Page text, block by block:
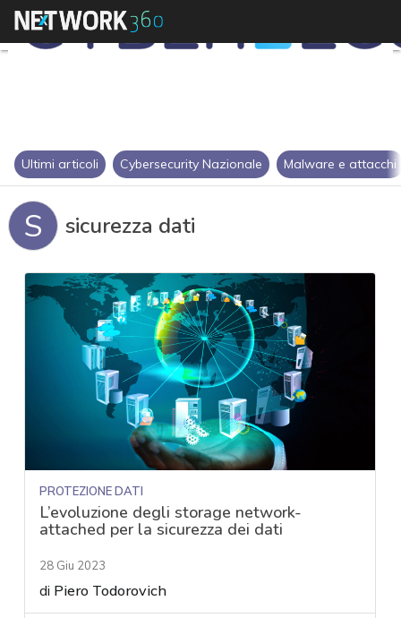
Ultimi articoli Cybersecurity Nazionale Malware e attacchi
S sicurezza dati
PROTEZIONE DATI
L’evoluzione degli storage network-
attached per la sicurezza dei dati
28 Giu 2023
di Piero Todorovich